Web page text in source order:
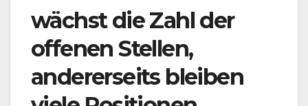
wächst die Zahl der
offenen Stellen,
andererseits bleiben